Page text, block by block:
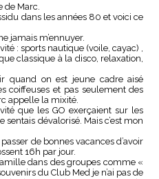
Marc.
dans les années 80 et voici ce
jamais m’ennuyer.
: sports nautique (voile, cayac) ,
classique à la disco, relaxation,
quand on est jeune cadre aisé
coiffeuses et pas seulement des
appelle la mixité.
que les GO exerçaient sur les
dévalorisé. Mais c’est mon
de bonnes vacances d’avoir
16h par jour.
dans des groupes comme «
du Club Med je n’ai pas de